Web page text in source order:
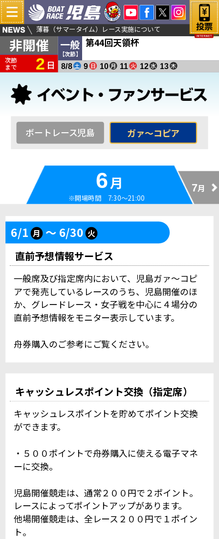
非開催
次節
まで 2 日
一般
【次節】
第44回天領杯
8/8 土 9 日 10 月 11 火 12 水 13 木
アップ！ 薄暮（サマータイム）レース実施について
ボートレース児島 ガァ～コピア
6月
※開場時間 7:30～21:00
7月
6/1 月 ～ 6/30 火
直前予想情報サービス
一般席及び指定席内において、児島ガァ～コピ
アで発売しているレースのうち、児島開催のほ
か、グレードレース・女子戦を中心に４場分の
直前予想情報をモニター表示しています。
舟券購入のご参考にご覧ください。
キャッシュレスポイント交換（指定席）
キャッシュレスポイントを貯めてポイント交換
ができます。
・５００ポイントで舟券購入に使える電子マネ
ーに交換。
児島開催競走は、通常２００円で２ポイント。
レースによってポイントアップがあります。
他場開催競走は、全レース２００円で１ポイン
ト。